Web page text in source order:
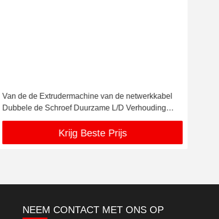
Van de de Extrudermachine van de netwerkkabel
Dubbele de Schroef Duurzame L/D Verhouding
26:1
Krijg Beste Prijs
NEEM CONTACT MET ONS OP